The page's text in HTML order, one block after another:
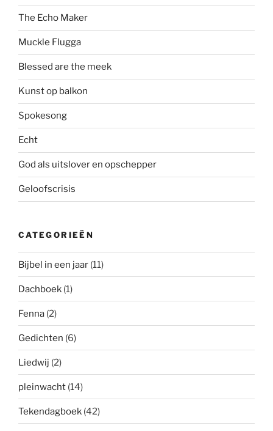
The Echo Maker
Muckle Flugga
Blessed are the meek
Kunst op balkon
Spokesong
Echt
God als uitslover en opschepper
Geloofscrisis
CATEGORIEËN
Bijbel in een jaar (11)
Dachboek (1)
Fenna (2)
Gedichten (6)
Liedwij (2)
pleinwacht (14)
Tekendagboek (42)